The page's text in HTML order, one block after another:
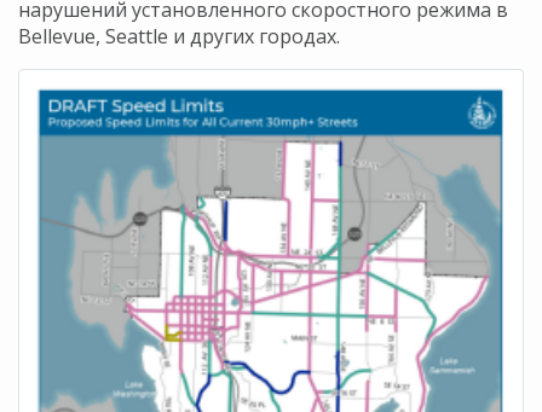
нарушений установленного скоростного режима в
Bellevue, Seattle и других городах.